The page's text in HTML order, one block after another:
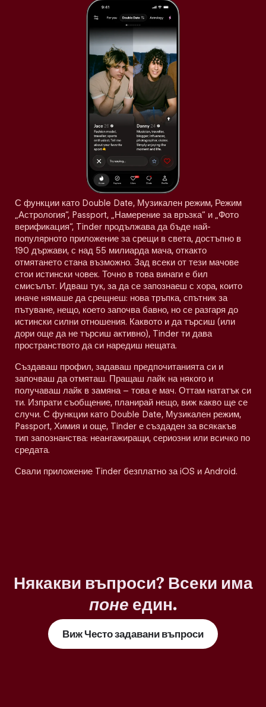
С функции като Double Date, Музикален режим, Режим
„Астрология“, Passport, „Намерение за връзка“ и „Фото
верификация“, Tinder продължава да бъде най-
популярното приложение за срещи в света, достъпно в
190 държави, с над 55 милиарда мача, откакто
отмятането стана възможно. Зад всеки от тези мачове
стои истински човек. Точно в това винаги е бил
смисълът. Идваш тук, за да се запознаеш с хора, които
иначе нямаше да срещнеш: нова тръпка, спътник за
пътуване, нещо, което започва бавно, но се разгаря до
истински силни отношения. Каквото и да търсиш (или
дори още да не търсиш активно), Tinder ти дава
пространството да си наредиш нещата.
Създаваш профил, задаваш предпочитанията си и
започваш да отмяташ. Пращаш лайк на някого и
получаваш лайк в замяна – това е мач. Оттам нататък си
ти. Изпрати съобщение, планирай нещо, виж какво ще се
случи. С функции като Double Date, Музикален режим,
Passport, Химия и още, Tinder е създаден за всякакъв
тип запознанства: неангажиращи, сериозни или всичко по
средата.
Свали приложение Tinder безплатно за iOS и Android.
Някакви въпроси? Всеки има
поне един.
Виж Често задавани въпроси